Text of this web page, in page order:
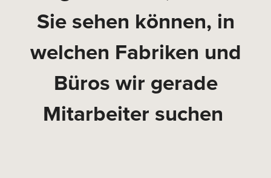
Sie sehen können, in
welchen Fabriken und
Büros wir gerade
Mitarbeiter suchen